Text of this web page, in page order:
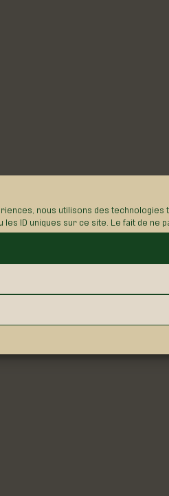
nous utilisons des
les ID uniques sur ce site. Le fait de